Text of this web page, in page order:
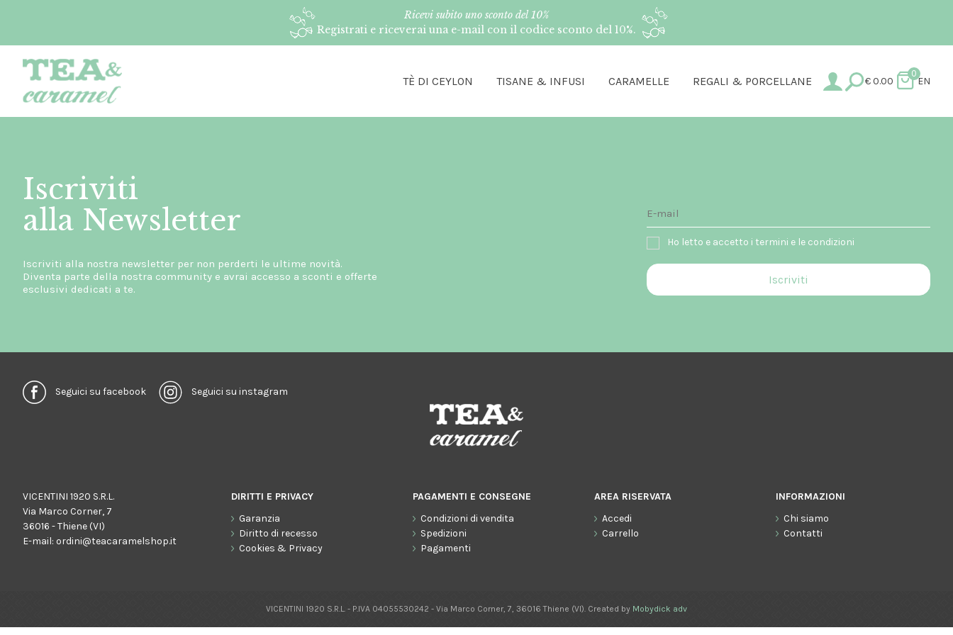
Ricevi subito uno sconto del 10%
Registrati e riceverai una e-mail con il codice sconto del 10%.
TÈ DI CEYLON TISANE & INFUSI CARAMELLE REGALI & PORCELLANE € 0.00
0
EN
Iscriviti
alla Newsletter
Iscriviti alla nostra newsletter per non perderti le ultime novità.
Diventa parte della nostra community e avrai accesso a sconti e offerte
esclusivi dedicati a te.
Ho letto e accetto i termini e le condizioni
Seguici su facebook Seguici su instagram
VICENTINI 1920 S.R.L.
Via Marco Corner, 7
36016 - Thiene (VI)
E-mail: ordini@teacaramelshop.it
DIRITTI E PRIVACY
Garanzia
Diritto di recesso
Cookies & Privacy
PAGAMENTI E CONSEGNE
Condizioni di vendita
Spedizioni
Pagamenti
AREA RISERVATA
Accedi
Carrello
INFORMAZIONI
Chi siamo
Contatti
VICENTINI 1920 S.R.L. - P.IVA 04055530242 - Via Marco Corner, 7, 36016 Thiene (VI). Created by Mobydick adv